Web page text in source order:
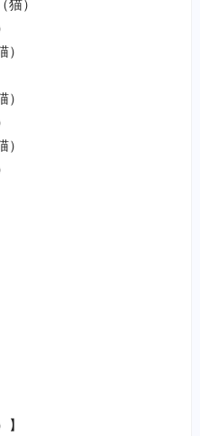
魚）
ミ（魚）